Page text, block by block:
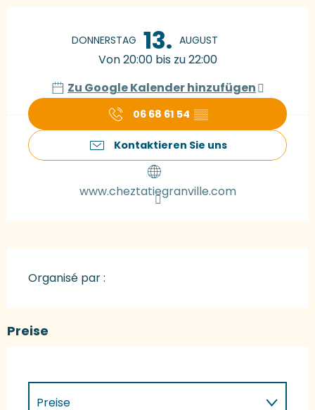
DONNERSTAG 13. AUGUST
Von 20:00 bis zu 22:00
Zu Google Kalender hinzufügen
06 68 61 54 ▒▒
Kontaktieren Sie uns
www.cheztatiegranville.com
Organisé par :
Preise
Preise